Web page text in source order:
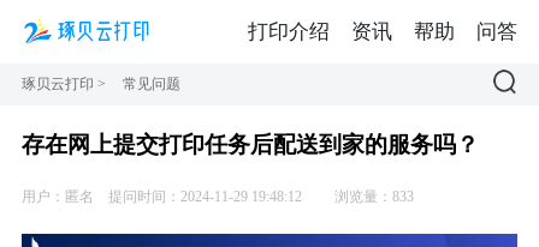
琢贝云打印 > 常见问题
存在网上提交打印任务后配送到家的服务吗？
用户：匿名 提问时间：2024-11-29 19:48:12 浏览量：833
打印介绍 资讯 帮助 问答